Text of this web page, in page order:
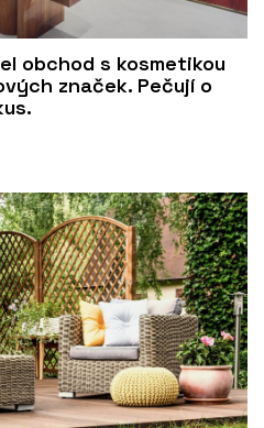
obchod s kosmetikou
značek. Pečují o